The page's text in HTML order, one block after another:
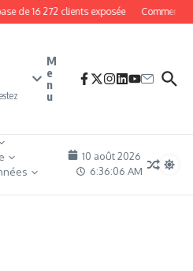
de 16 272 clients exposée Comment
M
e
n
u
10 août 2026
6:36:06 AM